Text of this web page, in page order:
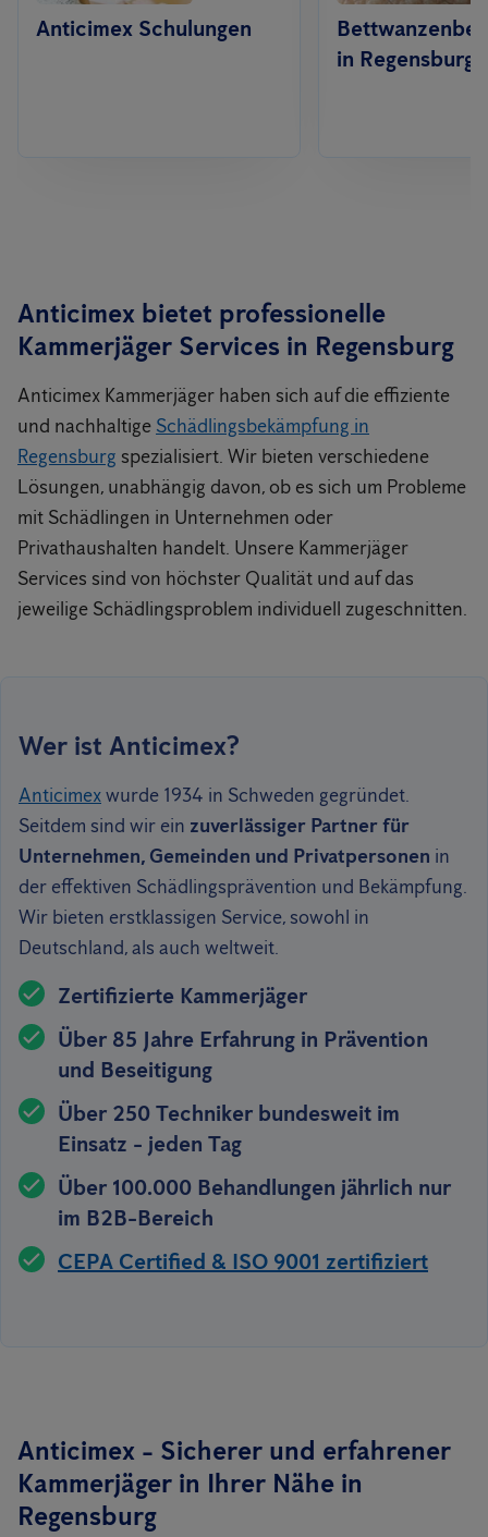
Anticimex Schulungen
in Regensburg
Anticimex bietet professionelle
Kammerjäger Services in Regensburg
Anticimex Kammerjäger haben sich auf die effiziente
und nachhaltige Schädlingsbekämpfung in
Regensburg spezialisiert. Wir bieten verschiedene
Lösungen, unabhängig davon, ob es sich um Probleme
mit Schädlingen in Unternehmen oder
Privathaushalten handelt. Unsere Kammerjäger
Services sind von höchster Qualität und auf das
jeweilige Schädlingsproblem individuell zugeschnitten.
Wer ist Anticimex?
Anticimexwurde 1934 in Schweden gegründet.
Seitdem sind wir ein zuverlässiger Partner für
Unternehmen, Gemeinden und Privatpersonen in
der effektiven Schädlingsprävention und Bekämpfung.
Wir bieten erstklassigen Service, sowohl in
Deutschland, als auch weltweit.
Zertifizierte Kammerjäger
Über 85 Jahre Erfahrung in Prävention
und Beseitigung
Über 250 Techniker bundesweit im
Einsatz - jeden Tag
Über 100.000 Behandlungen jährlich nur
im B2B-Bereich
CEPA Certified & ISO 9001 zertifiziert
Anticimex - Sicherer und erfahrener
Kammerjäger in Ihrer Nähe in
Regensburg